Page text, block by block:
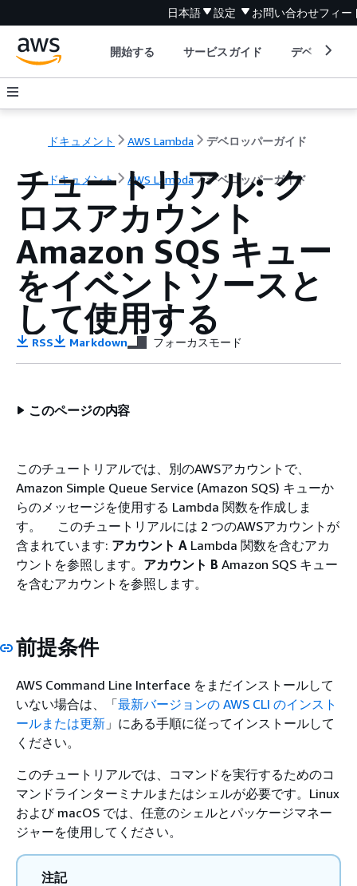
日本語 設定 お問い合わせフィー
開始する サービスガイド デベロッパ
ドキュメント AWS Lambda デベロッパーガイド
ドキュメント AWS Lambda デベロッパーガイド
チュートリアル: ク
ロスアカウント
Amazon SQS キュー
をイベントソースと
して使用する
RSS Markdown フォーカスモード
このページの内容
このチュートリアルでは、別のAWSアカウントで、
Amazon Simple Queue Service (Amazon SQS) キューか
らのメッセージを使用する Lambda 関数を作成しま
す。 このチュートリアルには 2 つのAWSアカウントが
含まれています: アカウント A Lambda 関数を含むアカ
ウントを参照します。 アカウント B Amazon SQS キュー
を含むアカウントを参照します。
前提条件
AWS Command Line Interface をまだインストールして
いない場合は、「最新バージョンの AWS CLI のインスト
ールまたは更新 」にある手順に従ってインストールして
ください。
このチュートリアルでは、コマンドを実行するためのコ
マンドラインターミナルまたはシェルが必要です。Linux
および macOS では、任意のシェルとパッケージマネー
ジャーを使用してください。
注記